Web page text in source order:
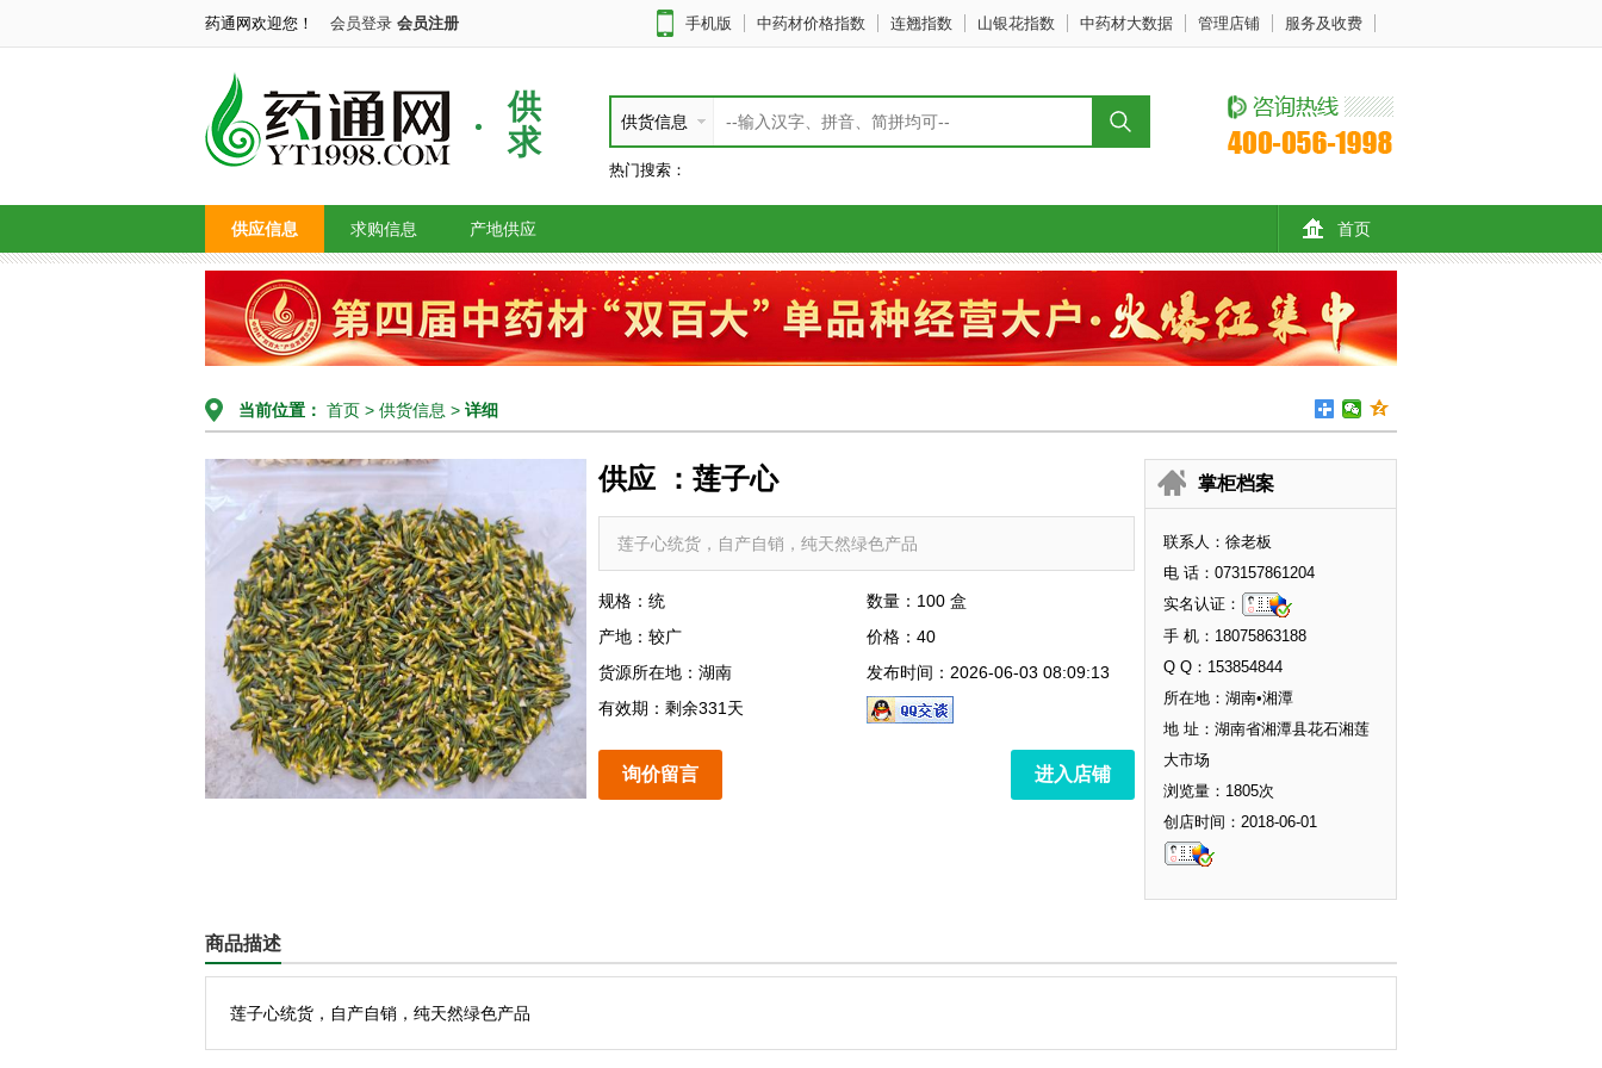
药通网欢迎您！ 会员登录 会员注册 手机版 中药材价格指数 连翘指数 山银花指数 中药材大数据 管理店铺 服务及收费
供
求
供货信息
热门搜索：
首页
供应信息 求购信息 产地供应
当前位置： 首页 > 供货信息 > 详细
供应 ：莲子心
莲子心统货，自产自销，纯天然绿色产品
规格：统
数量：100 盒
产地：较广
价格：40
货源所在地：湖南
发布时间：2026-06-03 08:09:13
有效期：剩余331天
询价留言 进入店铺
掌柜档案
联系人：徐老板
电 话：073157861204
实名认证：
手 机：18075863188
Q Q：153854844
所在地：湖南•湘潭
地 址：湖南省湘潭县花石湘莲
大市场
浏览量：1805次
创店时间：2018-06-01
商品描述
莲子心统货，自产自销，纯天然绿色产品